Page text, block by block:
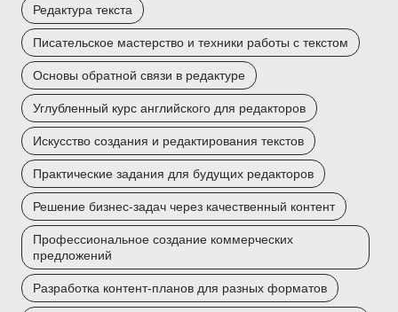
Редактура текста
Писательское мастерство и техники работы с текстом
Основы обратной связи в редактуре
Углубленный курс английского для редакторов
Искусство создания и редактирования текстов
Практические задания для будущих редакторов
Решение бизнес-задач через качественный контент
Профессиональное создание коммерческих
предложений
Разработка контент-планов для разных форматов